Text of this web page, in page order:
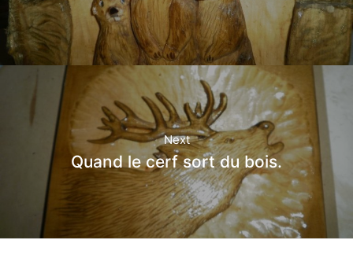
Next
Quand le cerf sort du bois.